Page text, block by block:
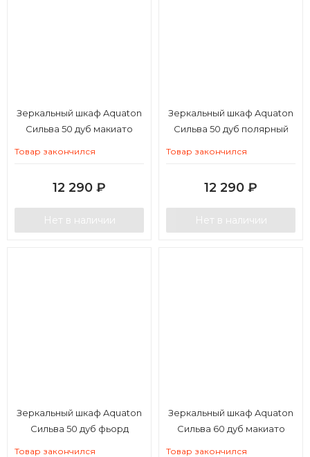
Зеркальный шкаф Aquaton
Сильва 50 дуб макиато
Товар закончился
12 290 ₽
Нет в наличии
Зеркальный шкаф Aquaton
Сильва 50 дуб полярный
Товар закончился
12 290 ₽
Нет в наличии
Зеркальный шкаф Aquaton
Сильва 50 дуб фьорд
Товар закончился
Зеркальный шкаф Aquaton
Сильва 60 дуб макиато
Товар закончился